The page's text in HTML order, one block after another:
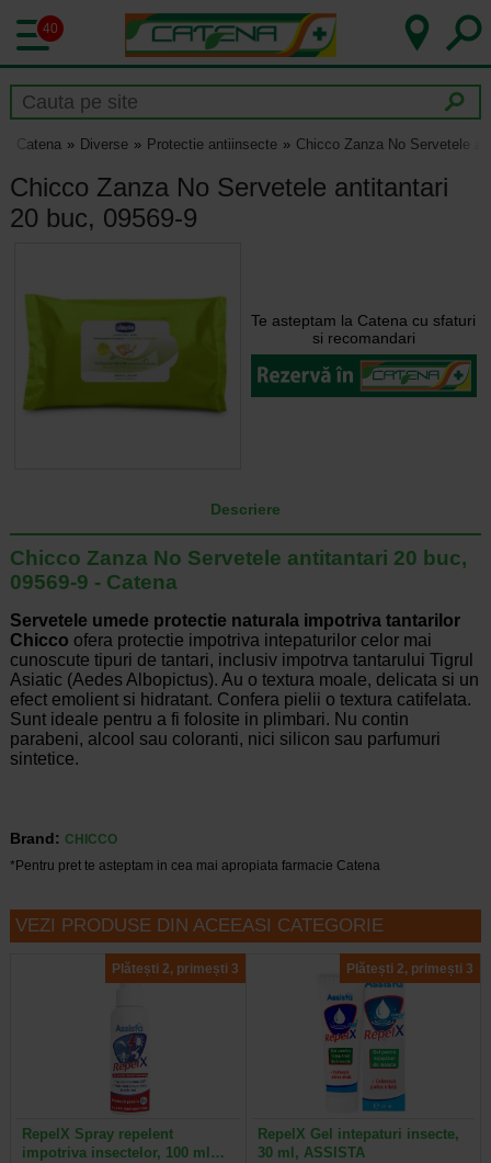
40
Catena Diverse Protectie antiinsecte Chicco Zanza No Servetele
Chicco Zanza No Servetele antitantari
20 buc, 09569-9
Te asteptam la Catena cu sfaturi
si recomandari
Descriere
Chicco Zanza No Servetele antitantari 20 buc,
09569-9 - Catena
Servetele umede protectie naturala impotriva tantarilor
Chicco ofera protectie impotriva intepaturilor celor mai
cunoscute tipuri de tantari, inclusiv impotrva tantarului Tigrul
Asiatic (Aedes Albopictus). Au o textura moale, delicata si un
efect emolient si hidratant. Confera pielii o textura catifelata.
Sunt ideale pentru a fi folosite in plimbari. Nu contin
parabeni, alcool sau coloranti, nici silicon sau parfumuri
sintetice.
Brand: CHICCO
*Pentru pret te asteptam in cea mai apropiata farmacie Catena
VEZI PRODUSE DIN ACEEASI CATEGORIE
Plătești 2, primești 3
RepelX Spray repelent
impotriva insectelor, 100 ml…
Plătești 2, primești 3
RepelX Gel intepaturi insecte,
30 ml, ASSISTA